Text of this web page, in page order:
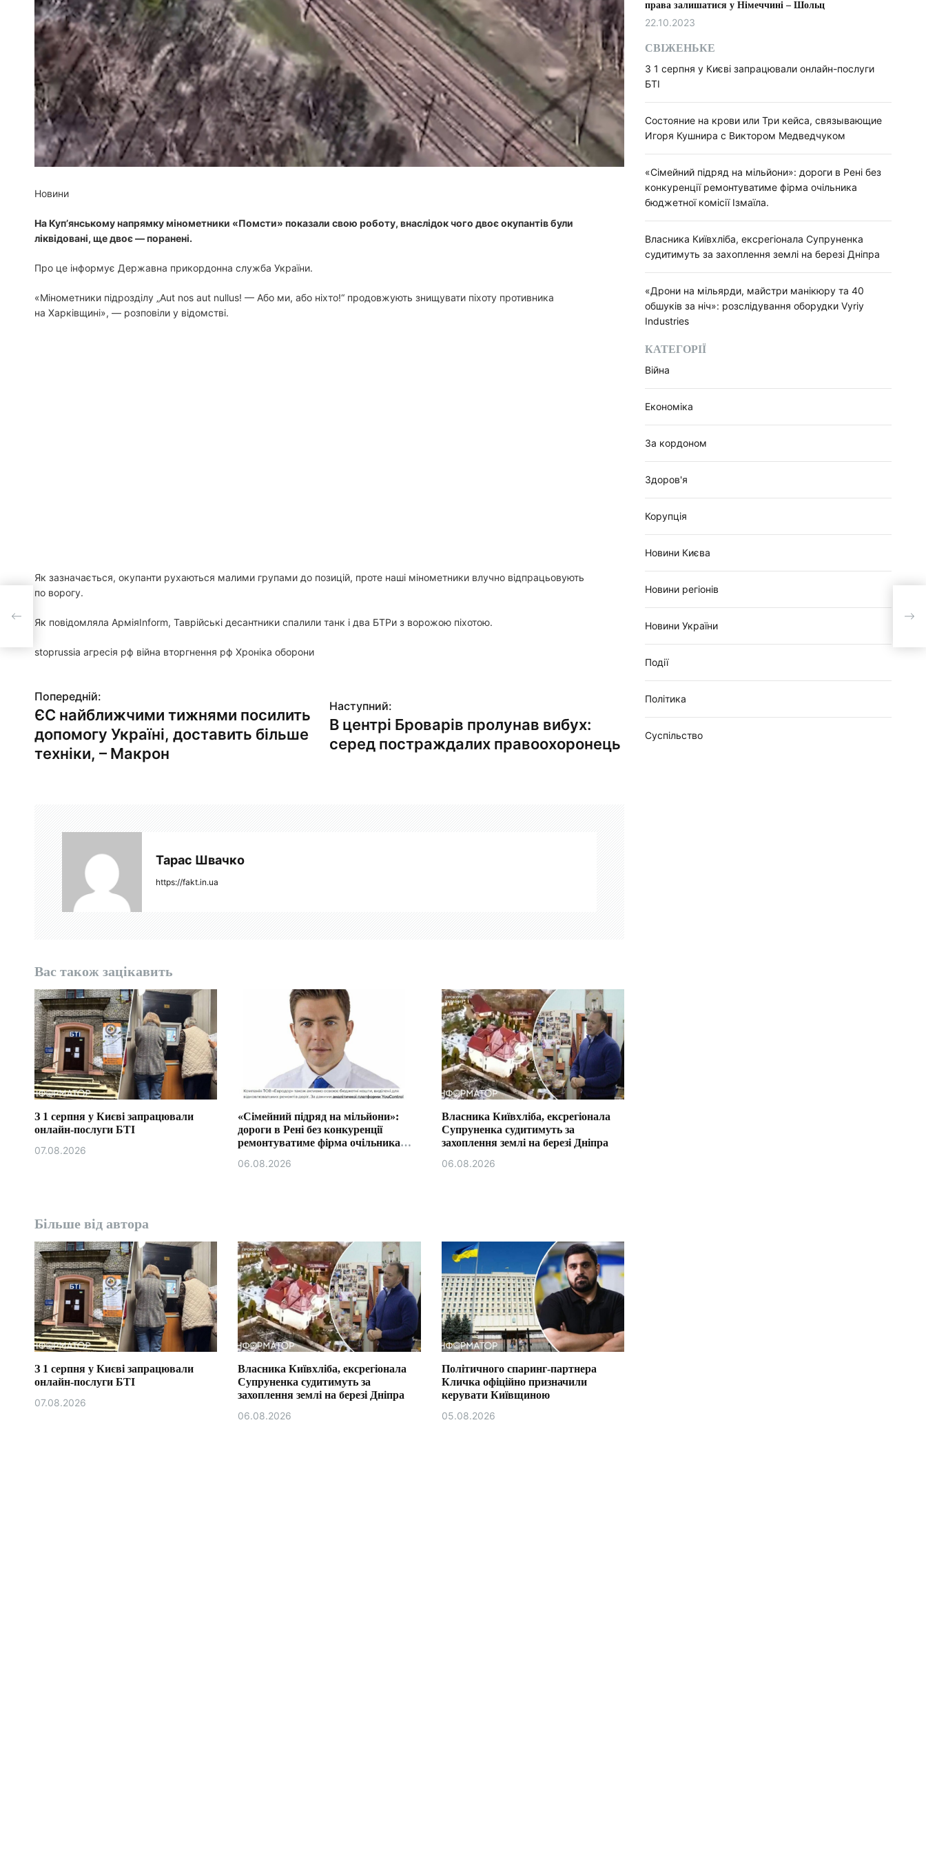
т
а
н
н
я
Новини
На Куп’янському напрямку мінометники «Помсти» показали свою роботу, внаслідок чого двоє окупантів були
ліквідовані, ще двоє — поранені.
Про це інформує Державна прикордонна служба України.
«Мінометники підрозділу „Aut nos aut nullus! — Або ми, або ніхто!“ продовжують знищувати піхоту противника
на Харківщині», — розповіли у відомстві.
Як зазначається, окупанти рухаються малими групами до позицій, проте наші мінометники влучно відпрацьовують
по ворогу.
Як повідомляла АрміяInform, Таврійські десантники спалили танк і два БТРи з ворожою піхотою.
stoprussia агресія рф війна вторгнення рф Хроніка оборони
Н
а
в
п
и
с
і
в
Попередній:
ЄС найближчими тижнями посилить
допомогу Україні, доставить більше
техніки, – Макрон
Наступний:
В центрі Броварів пролунав вибух:
серед постраждалих правоохоронець
Тарас Швачко
https://fakt.in.ua
Вас також зацікавить
З 1 серпня у Києві запрацювали
онлайн-послуги БТІ
07.08.2026
«Сімейний підряд на мільйони»:
дороги в Рені без конкуренції
ремонтуватиме фірма очільника
06.08.2026
Власника Київхліба, ексрегіонала
Супруненка судитимуть за
захоплення землі на березі Дніпра
06.08.2026
Більше від автора
З 1 серпня у Києві запрацювали
онлайн-послуги БТІ
07.08.2026
Власника Київхліба, ексрегіонала
Супруненка судитимуть за
захоплення землі на березі Дніпра
06.08.2026
Політичного спаринг-партнера
Кличка офіційно призначили
керувати Київщиною
05.08.2026
права залишатися у Німеччині – Шольц
22.10.2023
СВІЖЕНЬКЕ
З 1 серпня у Києві запрацювали онлайн-послуги
БТІ
Состояние на крови или Три кейса, связывающие
Игоря Кушнира с Виктором Медведчуком
«Сімейний підряд на мільйони»: дороги в Рені без
конкуренції ремонтуватиме фірма очільника
бюджетної комісії Ізмаїла.
Власника Київхліба, ексрегіонала Супруненка
судитимуть за захоплення землі на березі Дніпра
«Дрони на мільярди, майстри манікюру та 40
обшуків за ніч»: розслідування оборудки Vyriy
Industries
КАТЕГОРІЇ
Війна
Економіка
За кордоном
Здоров'я
Корупція
Новини Києва
Новини регіонів
Новини України
Події
Політика
Суспільство